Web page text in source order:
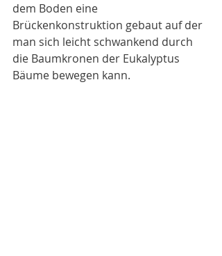
dem Boden eine
Brückenkonstruktion gebaut auf der
man sich leicht schwankend durch
die Baumkronen der Eukalyptus
Bäume bewegen kann.